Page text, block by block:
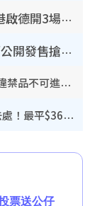
BIGBANG演唱會2026｜11月香港啟德開3場！實名制VIP申請、優先購票攻略
人夫集團｜Klook套票/優先訂票/公開發售搶飛攻略！附票價.購票連結.場地座位表
啟德體育園入場懶人包︱場地守則12違禁品不可進場准帶細水樽但全場禁樽蓋！應援牌有限制！
唱K推介2026︱全港13大卡啦OK好去處！最平$36起 日文K都有！(附地址+收費詳情)